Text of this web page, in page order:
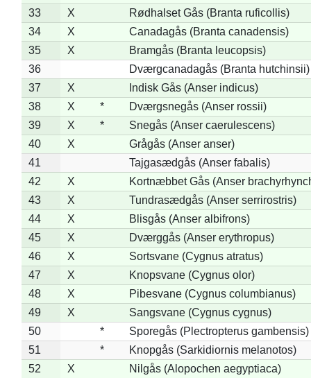
33
X
Rødhalset Gås (Branta ruficollis)
34
X
Canadagås (Branta canadensis)
35
X
Bramgås (Branta leucopsis)
36
Dværgcanadagås (Branta hutchinsii)
37
X
Indisk Gås (Anser indicus)
38
X *
Dværgsnegås (Anser rossii)
39
X *
Snegås (Anser caerulescens)
40
X
Grågås (Anser anser)
41
Tajgasædgås (Anser fabalis)
42
X
Kortnæbbet Gås (Anser
43
X
Tundrasædgås (Anser serrirostris)
44
X
Blisgås (Anser albifrons)
45
X
Dværggås (Anser erythropus)
46
X
Sortsvane (Cygnus atratus)
47
X
Knopsvane (Cygnus olor)
48
X
Pibesvane (Cygnus columbianus)
49
X
Sangsvane (Cygnus cygnus)
50
*
Sporegås (Plectropterus gambensis)
51
*
Knopgås (Sarkidiornis melanotos)
52
X
Nilgås (Alopochen aegyptiaca)